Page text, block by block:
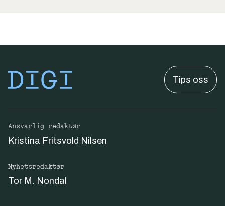
Tips oss
Ansvarlig redaktør
Kristina Fritsvold Nilsen
Nyhetsredaktør
Tor M. Nondal